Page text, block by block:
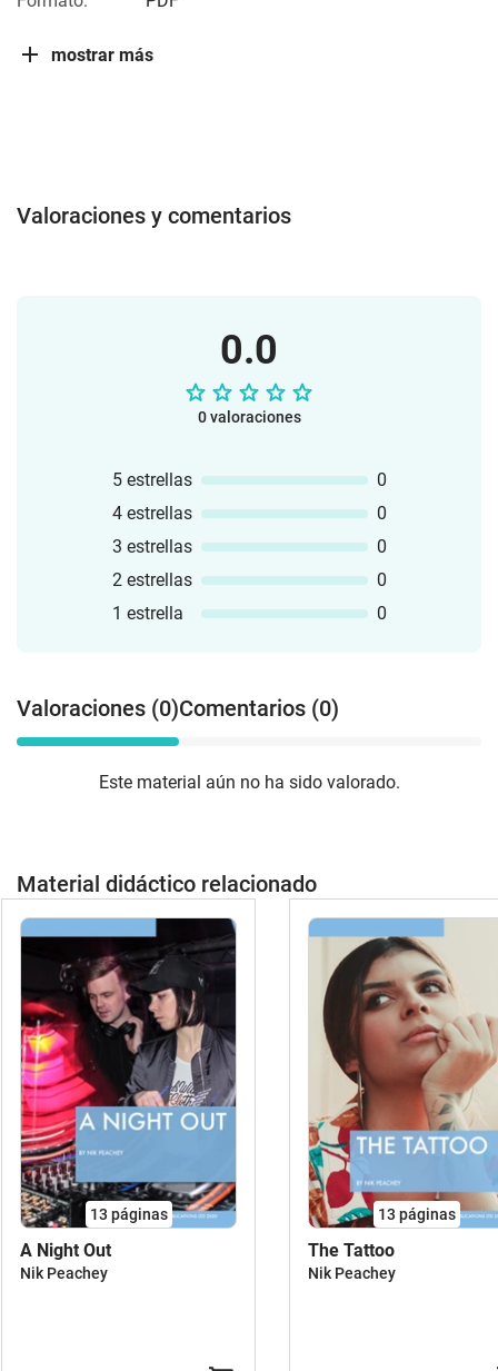
mostrar más
Valoraciones y comentarios
0.0
0 valoraciones
5 estrellas
0
4 estrellas
0
3 estrellas
0
2 estrellas
0
1 estrella
0
Valoraciones (0)Comentarios (0)
Este material aún no ha sido valorado.
Material didáctico relacionado
13 páginas
A Night Out
Nik Peachey
13 páginas
The Tattoo
Nik Peachey